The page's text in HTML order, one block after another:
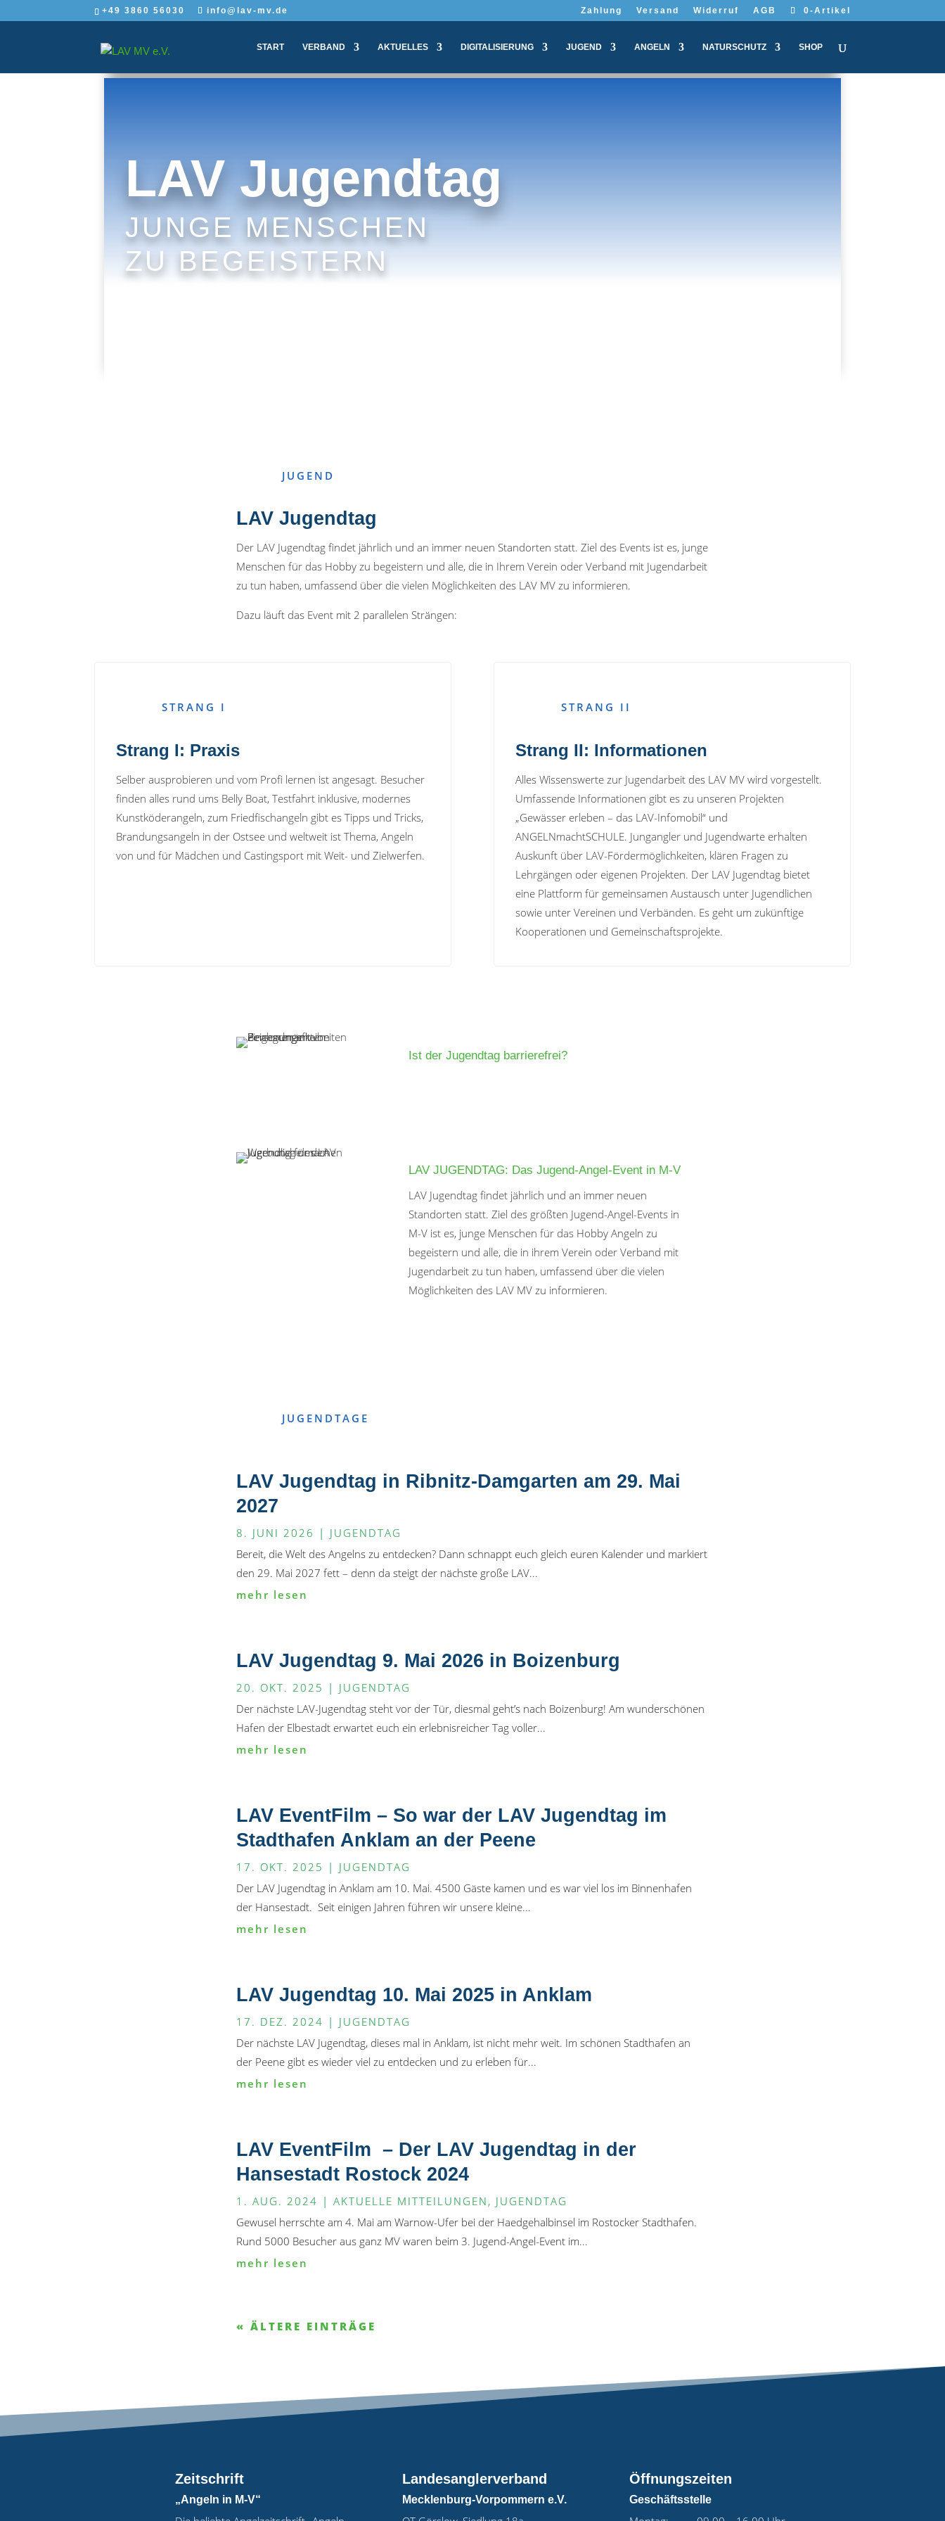
+49 3860 56030 info@lav-mv.de Zahlung Versand Widerruf AGB 0-Artikel
START VERBAND AKTUELLES DIGITALISIERUNG JUGEND ANGELN NATURSCHUTZ SHOP
LAV Jugendtag
JUNGE MENSCHEN
ZU BEGEISTERN
JUGEND
LAV Jugendtag
Der LAV Jugendtag findet jährlich und an immer neuen Standorten statt. Ziel des Events ist es, junge
Menschen für das Hobby zu begeistern und alle, die in Ihrem Verein oder Verband mit Jugendarbeit
zu tun haben, umfassend über die vielen Möglichkeiten des LAV MV zu informieren.
Dazu läuft das Event mit 2 parallelen Strängen:
STRANG I
Strang I: Praxis
Selber ausprobieren und vom Profi lernen ist angesagt. Besucher
finden alles rund ums Belly Boat, Testfahrt inklusive, modernes
Kunstköderangeln, zum Friedfischangeln gibt es Tipps und Tricks,
Brandungsangeln in der Ostsee und weltweit ist Thema, Angeln
von und für Mädchen und Castingsport mit Weit- und Zielwerfen.
STRANG II
Strang II: Informationen
Alles Wissenswerte zur Jugendarbeit des LAV MV wird vorgestellt.
Umfassende Informationen gibt es zu unseren Projekten
„Gewässer erleben – das LAV-Infomobil“ und
ANGELNmachtSCHULE. Jungangler und Jugendwarte erhalten
Auskunft über LAV-Fördermöglichkeiten, klären Fragen zu
Lehrgängen oder eigenen Projekten. Der LAV Jugendtag bietet
eine Plattform für gemeinsamen Austausch unter Jugendlichen
sowie unter Vereinen und Verbänden. Es geht um zukünftige
Kooperationen und Gemeinschaftsprojekte.
Ist der Jugendtag barrierefrei?
LAV JUGENDTAG: Das Jugend-Angel-Event in M-V
LAV Jugendtag findet jährlich und an immer neuen
Standorten statt. Ziel des größten Jugend-Angel-Events in
M-V ist es, junge Menschen für das Hobby Angeln zu
begeistern und alle, die in ihrem Verein oder Verband mit
Jugendarbeit zu tun haben, umfassend über die vielen
Möglichkeiten des LAV MV zu informieren.
JUGENDTAGE
LAV Jugendtag in Ribnitz-Damgarten am 29. Mai
2027
8. JUNI 2026 | JUGENDTAG
Bereit, die Welt des Angelns zu entdecken? Dann schnappt euch gleich euren Kalender und markiert
den 29. Mai 2027 fett – denn da steigt der nächste große LAV...
mehr lesen
LAV Jugendtag 9. Mai 2026 in Boizenburg
20. OKT. 2025 | JUGENDTAG
Der nächste LAV-Jugendtag steht vor der Tür, diesmal geht’s nach Boizenburg! Am wunderschönen
Hafen der Elbestadt erwartet euch ein erlebnisreicher Tag voller...
mehr lesen
LAV EventFilm – So war der LAV Jugendtag im
Stadthafen Anklam an der Peene
17. OKT. 2025 | JUGENDTAG
Der LAV Jugendtag in Anklam am 10. Mai. 4500 Gäste kamen und es war viel los im Binnenhafen
der Hansestadt. Seit einigen Jahren führen wir unsere kleine...
mehr lesen
LAV Jugendtag 10. Mai 2025 in Anklam
17. DEZ. 2024 | JUGENDTAG
Der nächste LAV Jugendtag, dieses mal in Anklam, ist nicht mehr weit. Im schönen Stadthafen an
der Peene gibt es wieder viel zu entdecken und zu erleben für...
mehr lesen
LAV EventFilm – Der LAV Jugendtag in der
Hansestadt Rostock 2024
1. AUG. 2024 | AKTUELLE MITTEILUNGEN , JUGENDTAG
Gewusel herrschte am 4. Mai am Warnow-Ufer bei der Haedgehalbinsel im Rostocker Stadthafen.
Rund 5000 Besucher aus ganz MV waren beim 3. Jugend-Angel-Event im...
mehr lesen
« ÄLTERE EINTRÄGE
Zeitschrift
„Angeln in M-V“
Landesanglerverband
Mecklenburg-Vorpommern e.V.
Öffnungszeiten
Geschäftsstelle